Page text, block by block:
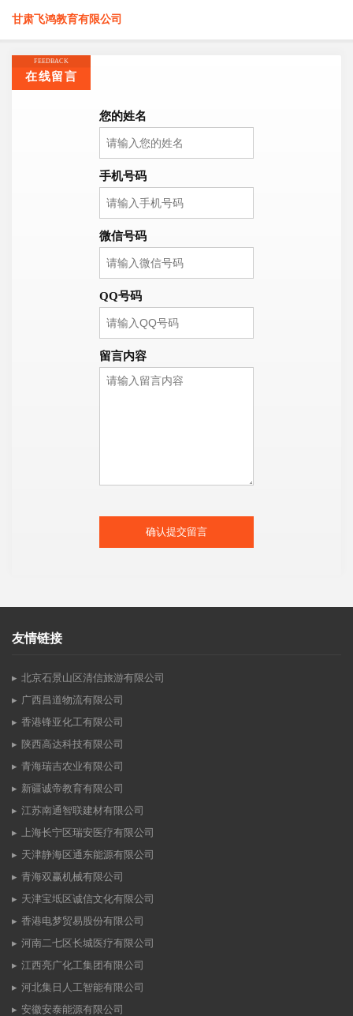
甘肃飞鸿教育有限公司
FEEDBACK
在线留言
您的姓名
手机号码
微信号码
QQ号码
留言内容
确认提交留言
友情链接
北京石景山区清信旅游有限公司
广西昌道物流有限公司
香港锋亚化工有限公司
陕西高达科技有限公司
青海瑞吉农业有限公司
新疆诚帝教育有限公司
江苏南通智联建材有限公司
上海长宁区瑞安医疗有限公司
天津静海区通东能源有限公司
青海双赢机械有限公司
天津宝坻区诚信文化有限公司
香港电梦贸易股份有限公司
河南二七区长城医疗有限公司
江西亮广化工集团有限公司
河北集日人工智能有限公司
安徽安泰能源有限公司